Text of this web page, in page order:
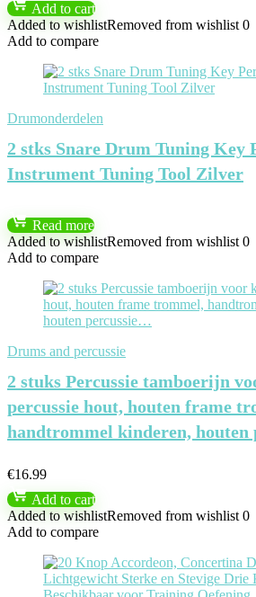
Add to cart
Added to wishlistRemoved from wishlist 0
Add to compare
Drumonderdelen
2 stks Snare Drum Tuning Key
Instrument Tuning Tool Zilver
Read more
Added to wishlistRemoved from wishlist 0
Add to compare
Drums and percussie
2 stuks Percussie tamboerijn
percussie hout, houten frame
handtrommel kinderen, houten
€16.99
Add to cart
Added to wishlistRemoved from wishlist 0
Add to compare